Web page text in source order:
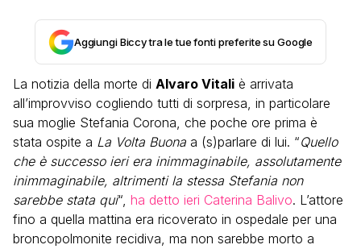
Aggiungi Biccy tra le tue fonti preferite su Google
La notizia della morte di Alvaro Vitali è arrivata
all’improvviso cogliendo tutti di sorpresa, in particolare
sua moglie Stefania Corona, che poche ore prima è
stata ospite a La Volta Buona a (s)parlare di lui. “Quello
che è successo ieri era inimmaginabile, assolutamente
inimmaginabile, altrimenti la stessa Stefania non
sarebbe stata qui“, ha detto ieri Caterina Balivo. L’attore
fino a quella mattina era ricoverato in ospedale per una
broncopolmonite recidiva, ma non sarebbe morto a